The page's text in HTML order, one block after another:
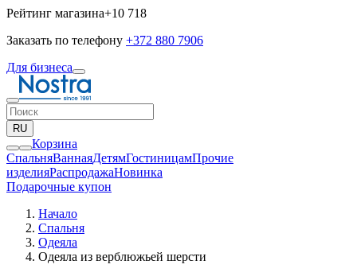
Рейтинг магазина+10 718
Заказать по телефону +372 880 7906
Для бизнеса
RU
Корзина
СпальняВаннаяДетямГостиницамПрочие
изделияPаспродажаНовинка
Подарочные купон
Начало
Спальня
Одеяла
Одеяла из верблюжьей шерсти